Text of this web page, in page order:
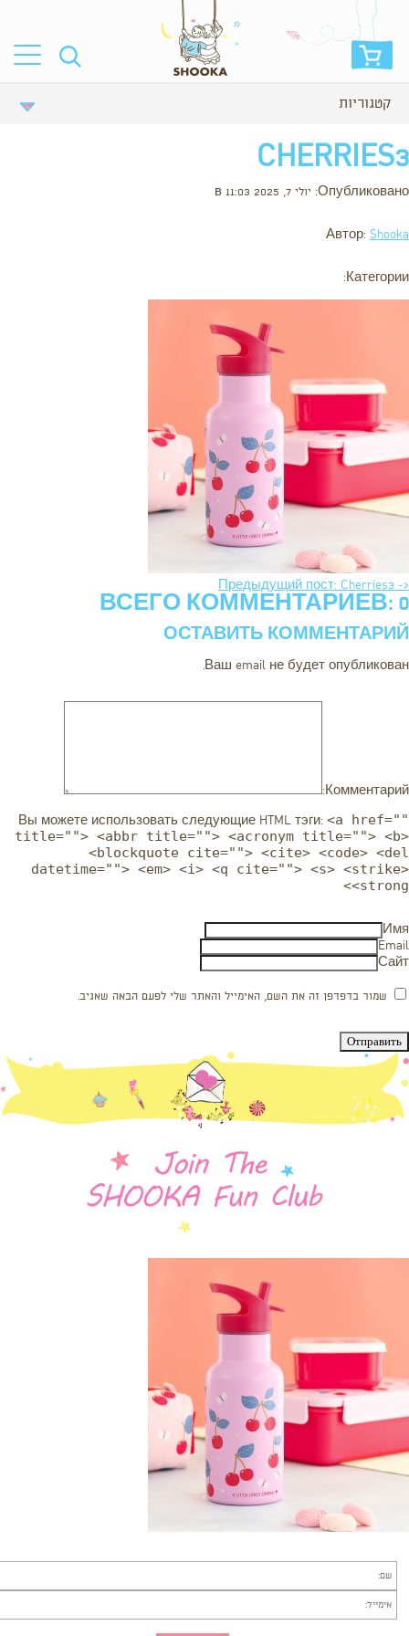
קטגוריות
CHERRIES3
Опубликовано: יולי 7, 2025 в 11:03
Автор: Shooka
Категории:
<- Предыдущий пост: Cherries3
ВСЕГО КОММЕНТАРИЕВ: 0
ОСТАВИТЬ КОММЕНТАРИЙ
Ваш email не будет опубликован.
Комментарий:
Вы можете использовать следующие HTML тэги: <a href=""
title=""> <abbr title=""> <acronym title=""> <b>
<blockquote cite=""> <cite> <code> <del
datetime=""> <em> <i> <q cite=""> <s> <strike>
<strong>
Имя
Email
Сайт
שמור בדפדפן זה את השם, האימייל והאתר שלי לפעם הבאה שאגיב.